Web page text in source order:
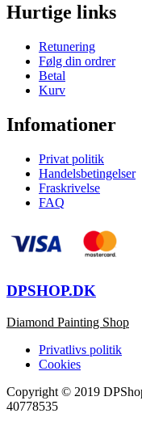
Hurtige links
Retunering
Følg din ordrer
Betal
Kurv
Infomationer
Privat politik
Handelsbetingelser
Fraskrivelse
FAQ
DPSHOP.DK
Diamond Painting Shop
Privatlivs politik
Cookies
Copyright © 2019
40778535